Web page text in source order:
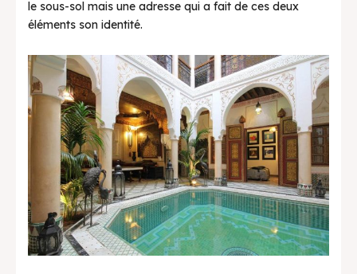
le sous-sol mais une adresse qui a fait de ces deux
éléments son identité.